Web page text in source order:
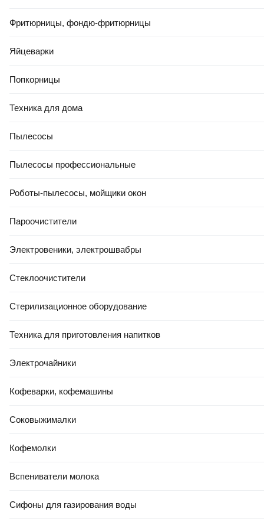
Фритюрницы, фондю-фритюрницы
Яйцеварки
Попкорницы
Техника для дома
Пылесосы
Пылесосы профессиональные
Роботы-пылесосы, мойщики окон
Пароочистители
Электровеники, электрошвабры
Стеклоочистители
Стерилизационное оборудование
Техника для приготовления напитков
Электрочайники
Кофеварки, кофемашины
Соковыжималки
Кофемолки
Вспениватели молока
Сифоны для газирования воды